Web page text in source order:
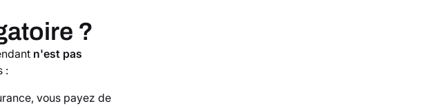
?
n'est pas
:
vous payez de